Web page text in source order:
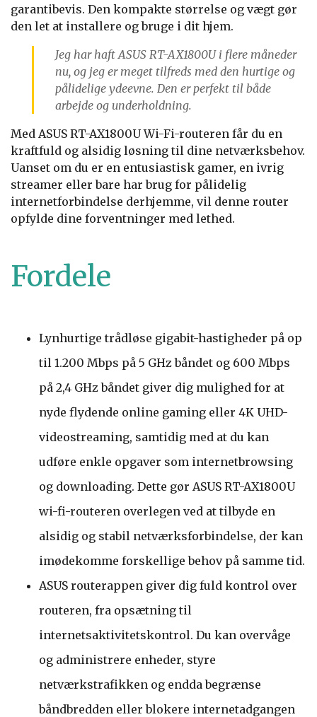
garantibevis. Den kompakte størrelse og vægt gør
den let at installere og bruge i dit hjem.
Jeg har haft ASUS RT-AX1800U i flere måneder
nu, og jeg er meget tilfreds med den hurtige og
pålidelige ydeevne. Den er perfekt til både
arbejde og underholdning.
Med ASUS RT-AX1800U Wi-Fi-routeren får du en
kraftfuld og alsidig løsning til dine netværksbehov.
Uanset om du er en entusiastisk gamer, en ivrig
streamer eller bare har brug for pålidelig
internetforbindelse derhjemme, vil denne router
opfylde dine forventninger med lethed.
Fordele
Lynhurtige trådløse gigabit-hastigheder på op
til 1.200 Mbps på 5 GHz båndet og 600 Mbps
på 2,4 GHz båndet giver dig mulighed for at
nyde flydende online gaming eller 4K UHD-
videostreaming, samtidig med at du kan
udføre enkle opgaver som internetbrowsing
og downloading. Dette gør ASUS RT-AX1800U
wi-fi-routeren overlegen ved at tilbyde en
alsidig og stabil netværksforbindelse, der kan
imødekomme forskellige behov på samme tid.
ASUS routerappen giver dig fuld kontrol over
routeren, fra opsætning til
internetsaktivitetskontrol. Du kan overvåge
og administrere enheder, styre
netværkstrafikken og endda begrænse
båndbredden eller blokere internetadgangen